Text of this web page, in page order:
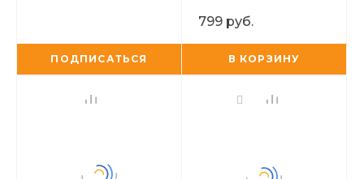
ПОДПИСАТЬСЯ
799 руб.
В КОРЗИНУ